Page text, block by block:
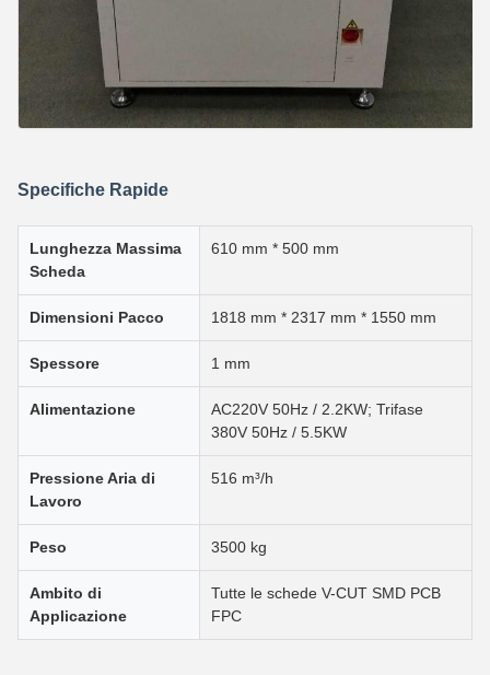
Specifiche Rapide
Lunghezza Massima
Scheda
610 mm * 500 mm
Dimensioni Pacco 1818 mm * 2317 mm * 1550 mm
Spessore 1 mm
Alimentazione
AC220V 50Hz / 2.2KW; Trifase
380V 50Hz / 5.5KW
Pressione Aria di
Lavoro
516 m³/h
Peso 3500 kg
Ambito di
Applicazione
Tutte le schede V-CUT SMD PCB
FPC